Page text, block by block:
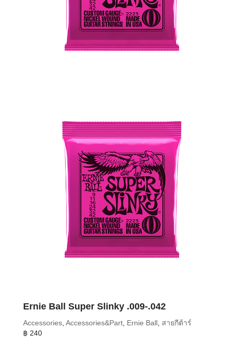
Ernie Ball Super Slinky .009-.042
Accessories, Accessories&Part, Ernie Ball, สายกีต้าร์
฿ 240